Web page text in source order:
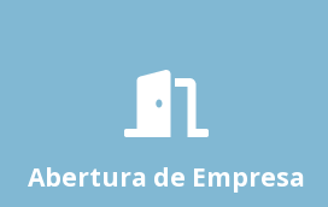
Abertura de Empresa
ser simples, se você tiver a
orientação certa.
armadilhas logo no começo. Com a A&A